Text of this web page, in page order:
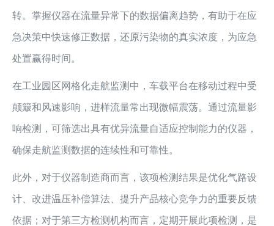
转。掌握仪器在流量异常下的数据偏离趋势，有助于在应
急决策中快速修正数据，还原污染物的真实浓度，为应急
处置赢得时间。
在工业园区网格化走航监测中，车载平台在移动过程中受
颠簸和风速影响，进样流量常出现微幅震荡。通过流量影
响检测，可筛选出具有优异流量自适应控制能力的仪器，
确保走航监测数据的连续性和可靠性。
此外，对于仪器制造商而言，该项检测结果是优化气路设
计、改进温压补偿算法、提升产品核心竞争力的重要反馈
依据；对于第三方检测机构而言，定期开展此项检测，是